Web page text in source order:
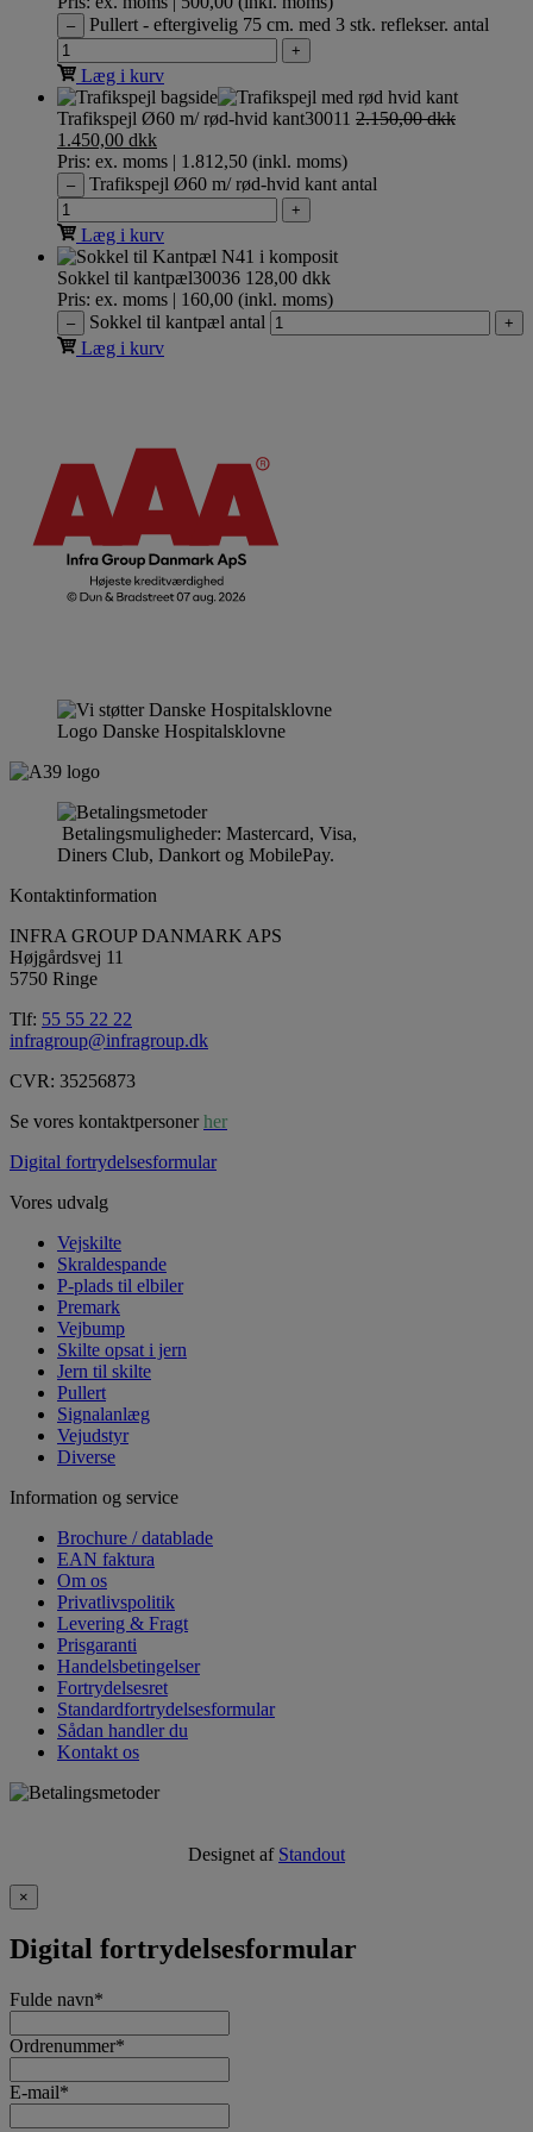
– Pullert - eftergivelig 75 cm. med 3 stk. reflekser. antal
+
Læg i kurv
Trafikspejl Ø60 m/ rød-hvid kant30011 2.150,00dkk
1.450,00 dkk
Pris: ex. moms | 1.812,50 (inkl. moms)
– Trafikspejl Ø60 m/ rød-hvid kant antal
+
Læg i kurv
Sokkel til kantpæl30036 128,00 dkk
Pris: ex. moms | 160,00 (inkl. moms)
– Sokkel til kantpæl antal +
Læg i kurv
Logo Danske Hospitalsklovne
Betalingsmuligheder: Mastercard, Visa,
Diners Club, Dankort og MobilePay.
Kontaktinformation
INFRA GROUP DANMARK APS
Højgårdsvej 11
5750 Ringe
Tlf: 55 55 22 22
infragroup@infragroup.dk
CVR: 35256873
Se vores kontaktpersoner her
Digital fortrydelsesformular
Vores udvalg
Vejskilte
Skraldespande
P-plads til elbiler
Premark
Vejbump
Skilte opsat i jern
Jern til skilte
Pullert
Signalanlæg
Vejudstyr
Diverse
Information og service
Brochure / datablade
EAN faktura
Om os
Privatlivspolitik
Levering & Fragt
Prisgaranti
Handelsbetingelser
Fortrydelsesret
Standardfortrydelsesformular
Sådan handler du
Kontakt os
Designet af Standout
×
Digital fortrydelsesformular
Fulde navn*
Ordrenummer*
E-mail*